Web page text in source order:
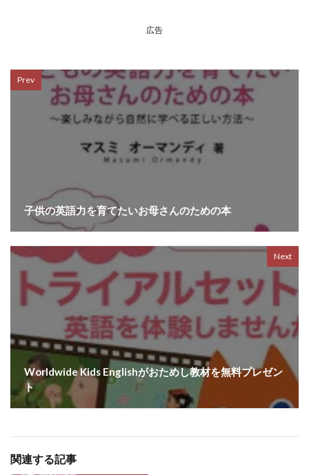
広告
Prev
子供の英語力を育てたいお母さんのための本
Next
Worldwide Kids Englishがおためし教材を無料プレゼン
ト
関連する記事